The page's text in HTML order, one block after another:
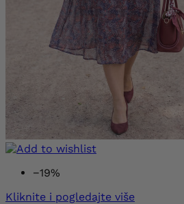
−19%
Kliknite i pogledajte više